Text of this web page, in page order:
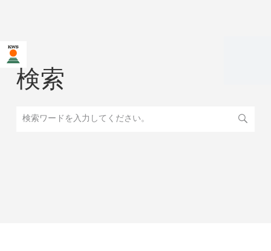
検索
検索ワードを入力してください。